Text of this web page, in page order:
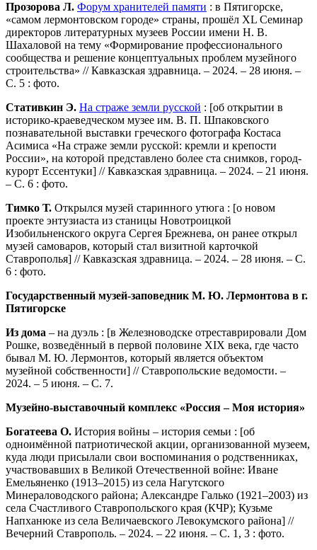
Прозорова Л. Форум хранителей памяти : в Пятигорске,
«самом лермонтовском городе» страны, прошёл XL Семинар
директоров литературных музеев России имени Н. В.
Шахаловой на тему «Формирование профессионального
сообщества и решение концептуальных проблем музейного
строительства» // Кавказская здравница. – 2024. – 28 июня. –
С. 5 : фото.
Стативкин Э. На страже земли русской : [об открытии в
историко-краеведческом музее им. В. П. Шпаковского
познавательной выставки греческого фотографа Костаса
Асимиса «На страже земли русской: кремли и крепости
России», на которой представлено более ста снимков, город-
курорт Ессентуки] // Кавказская здравница. – 2024. – 21 июня.
– С. 6 : фото.
Тимко Т. Открылся музей старинного утюга : [о новом
проекте энтузиаста из станицы Новотроицкой
Изобильненского округа Сергея Брежнева, он ранее открыл
музей самоваров, который стал визитной карточкой
Ставрополья] // Кавказская здравница. – 2024. – 28 июня. – С.
6 : фото.
Государственный музей-заповедник М. Ю. Лермонтова в г.
Пятигорске
Из дома – на дуэль : [в Железноводске отреставрировали Дом
Рошке, возведённый в первой половине XIX века, где часто
бывал М. Ю. Лермонтов, который является объектом
музейной собственности] // Ставропольские ведомости. –
2024. – 5 июня. – С. 7.
Музейно-выставочный комплекс «Россия – Моя история»
Богатеева О. История войны – история семьи : [об
одноимённой патриотической акции, организованной музеем,
куда люди присылали свои воспоминания о родственниках,
участвовавших в Великой Отечественной войне: Иване
Емельяненко (1913–2015) из села Нагутского
Минераловодского района; Александре Галько (1921–2003) из
села Счастливого Ставропольского края (КЧР); Кузьме
Напханюке из села Величаевского Левокумского района] //
Вечерний Ставрополь. – 2024. – 22 июня. – С. 1, 3 : фото.